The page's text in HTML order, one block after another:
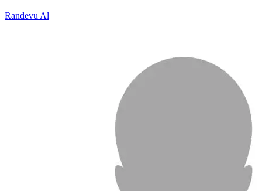
Randevu Al